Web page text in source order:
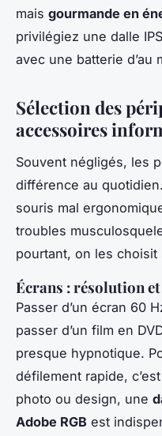
mais gourmande en
privilégiez une dalle
avec une batterie d’au
Sélection des
accessoires
Souvent négligés, les
différence au
souris mal
troubles
pourtant, on les
Écrans : résolution
Passer d’un écran 60
passer d’un film en
presque hypnotique.
défilement rapide,
photo ou design, une
Adobe RGB est